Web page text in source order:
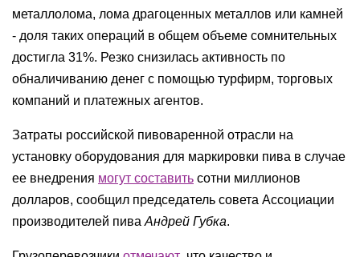
металлолома, лома драгоценных металлов или камней
- доля таких операций в общем объеме сомнительных
достигла 31%. Резко снизилась активность по
обналичиванию денег с помощью турфирм, торговых
компаний и платежных агентов.
Затраты российской пивоваренной отрасли на
установку оборудования для маркировки пива в случае
ее внедрения могут составить сотни миллионов
долларов, сообщил председатель совета Ассоциации
производителей пива Андрей Губка.